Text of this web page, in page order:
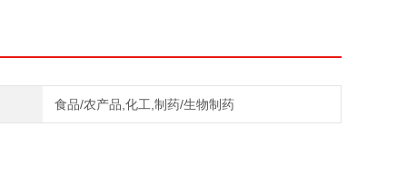
食品/农产品,化工,制药/生物制药